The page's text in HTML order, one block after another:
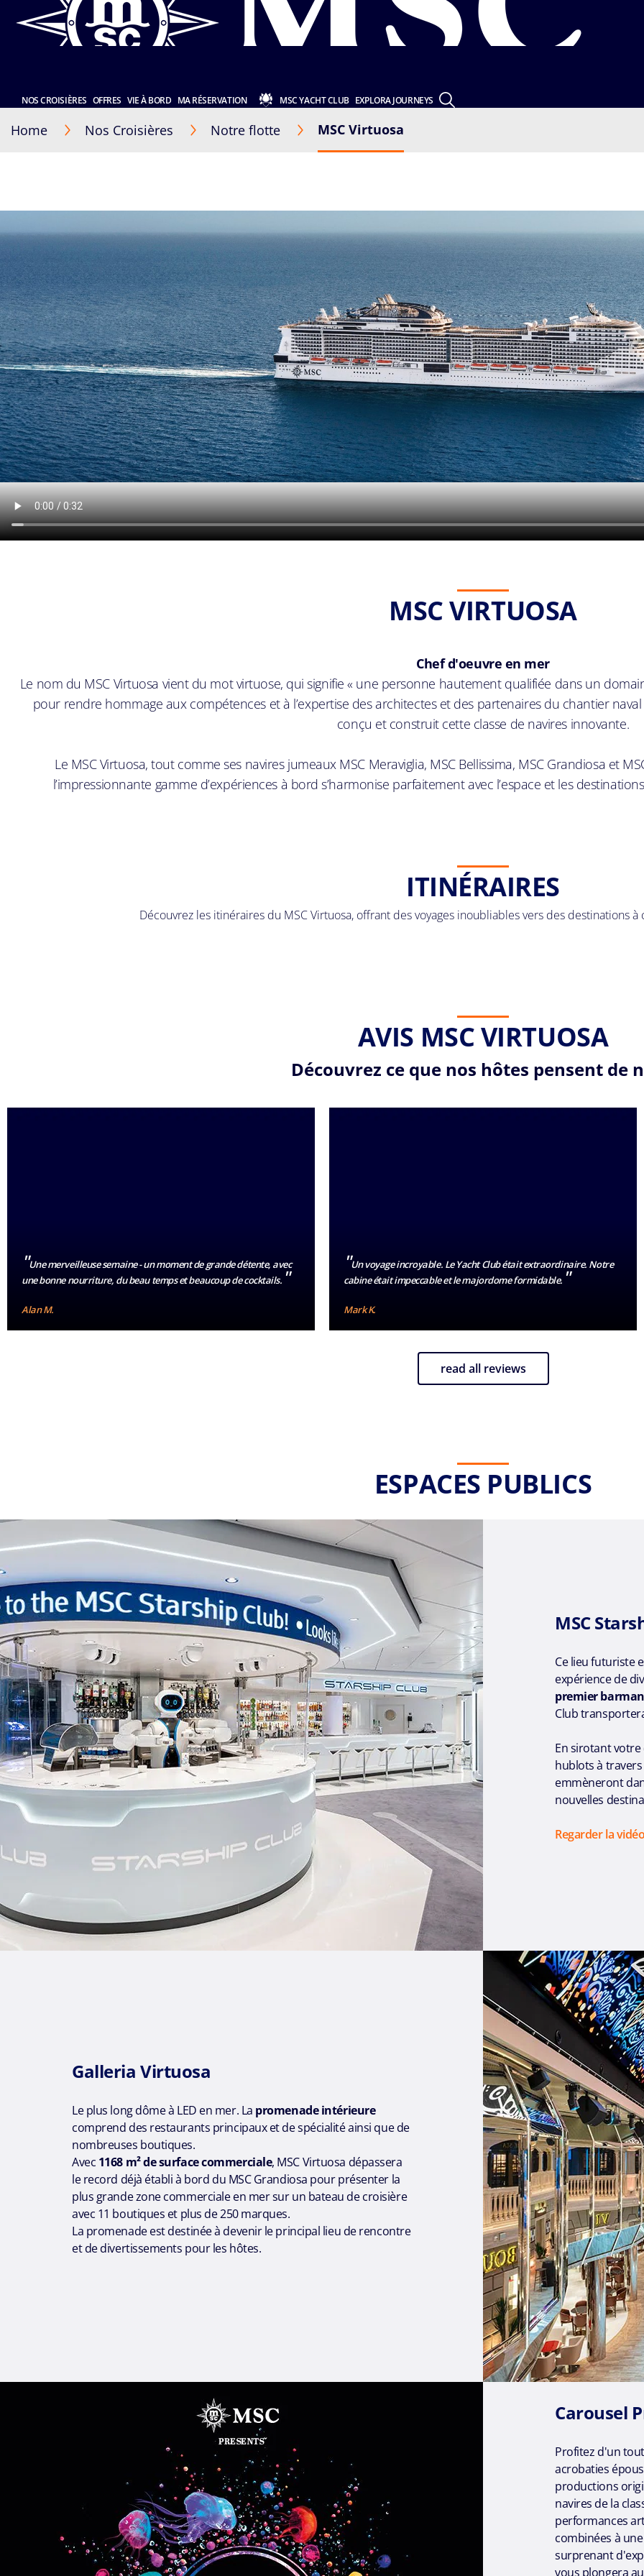
NOS CROISIÈRES OFFRES VIE À BORD MA RÉSERVATION MSC YACHT CLUB EXPLORA JOURNEYS
Home Nos Croisières Notre flotte MSC Virtuosa
MSC VIRTUOSA
Chef d'oeuvre en mer
Le nom du MSC Virtuosa vient du mot virtuose, qui signifie « une personne hautement qualifiée dans un
pour rendre hommage aux compétences et à l’expertise des architectes et des partenaires du chantier
conçu et construit cette classe de navires innovante.
Le MSC Virtuosa, tout comme ses navires jumeaux MSC Meraviglia, MSC Bellissima, MSC Grandiosa et
l’impressionnante gamme d’expériences à bord s’harmonise parfaitement avec l’espace et les
ITINÉRAIRES
Découvrez les itinéraires du MSC Virtuosa, offrant des voyages inoubliables vers des destinations
AVIS MSC VIRTUOSA
Découvrez ce que nos hôtes pensent de
"Une merveilleuse semaine - un moment de grande détente, avec
une bonne nourriture, du beau temps et beaucoup de cocktails. "
Alan M.
"Un voyage incroyable. Le Yacht Club était extraordinaire. Notre
cabine était impeccable et le majordome formidable. "
Mark K.
read all reviews
ESPACES PUBLICS
MSC
Ce lieu futuriste
expérience de
premier
Club
En sirotant
hublots à
emmèneront
nouvelles
Regarder la vidéo
Galleria Virtuosa
Le plus long dôme à LED en mer. La promenade intérieure
comprend des restaurants principaux et de spécialité ainsi que de
nombreuses boutiques.
Avec 1168 m² de surface commerciale, MSC Virtuosa dépassera
le record déjà établi à bord du MSC Grandiosa pour présenter la
plus grande zone commerciale en mer sur un bateau de croisière
avec 11 boutiques et plus de 250 marques.
La promenade est destinée à devenir le principal lieu de rencontre
et de divertissements pour les hôtes.
Carousel
Profitez d'un
acrobaties
productions
navires de la
performances
combinées à
surprenant
vous plongera